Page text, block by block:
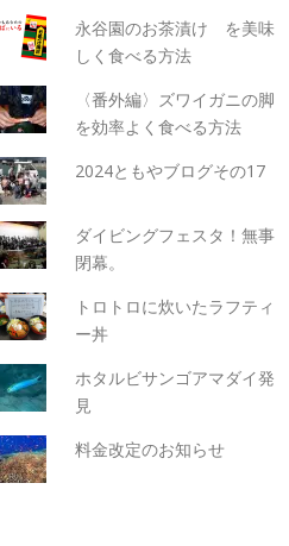
永谷園のお茶漬け を美味
しく食べる方法
〈番外編〉ズワイガニの脚
を効率よく食べる方法
2024ともやブログその17
ダイビングフェスタ！無事
閉幕。
トロトロに炊いたラフティ
ー丼
ホタルビサンゴアマダイ発
見
料金改定のお知らせ